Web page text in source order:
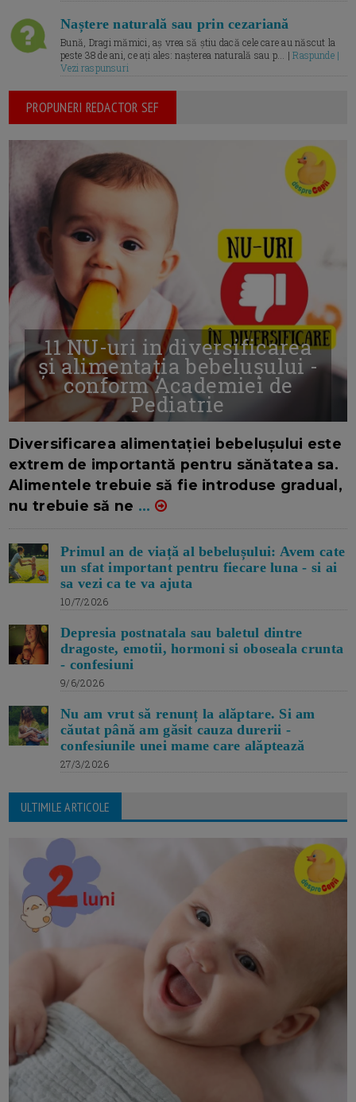
Naștere naturală sau prin cezariană
Bună, Dragi mămici, aș vrea să știu dacă cele care au născut la
peste 38 de ani, ce ați ales: nașterea naturală sau p... |Raspunde |
Vezi raspunsuri
PROPUNERI REDACTOR SEF
11 NU-uri in diversificarea
și alimentația bebelușului -
conform Academiei de
Pediatrie
Diversificarea alimentației bebelușului este
extrem de importantă pentru sănătatea sa.
Alimentele trebuie să fie introduse gradual,
nu trebuie să ne ...
Primul an de viață al bebelușului: Avem cate
un sfat important pentru fiecare luna - si ai
sa vezi ca te va ajuta
10/7/2026
Depresia postnatala sau baletul dintre
dragoste, emotii, hormoni si oboseala crunta
- confesiuni
9/6/2026
Nu am vrut să renunț la alăptare. Si am
căutat până am găsit cauza durerii -
confesiunile unei mame care alăptează
27/3/2026
ULTIMILE ARTICOLE